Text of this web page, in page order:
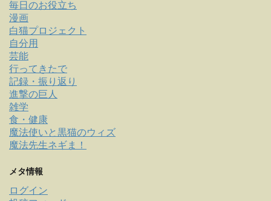
毎日のお役立ち
漫画
白猫プロジェクト
自分用
芸能
行ってきたで
記録・振り返り
進撃の巨人
雑学
食・健康
魔法使いと黒猫のウィズ
魔法先生ネギま！
メタ情報
ログイン